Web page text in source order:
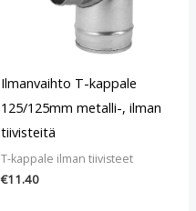
Ilmanvaihto T-kappale
125/125mm metalli-, ilman
tiivisteitä
T-kappale ilman tiivisteet
€11.40